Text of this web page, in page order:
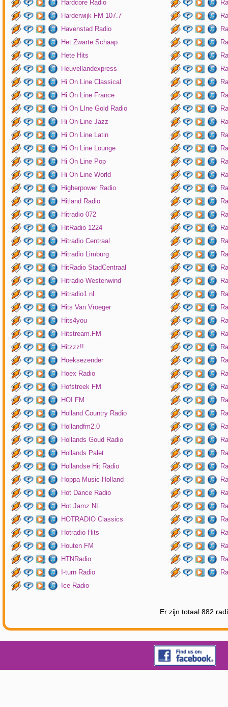
Hardcore Radio
Harderwijk FM 107.7
Havenstad Radio
Het Zwarte Schaap
Hete Hits
Heuvellandexpress
Hi On Line Classical
Hi On Line France
Hi On LIne Gold Radio
Hi On Line Jazz
Hi On Line Latin
Hi On Line Lounge
Hi On Line Pop
Hi On Line World
Higherpower Radio
Hitland Radio
Hitradio 072
HitRadio 1224
Hitradio Centraal
Hitradio Limburg
HitRadio StadCentraal
Hitradio Westenwind
Hitradio1.nl
Hits Van Vroeger
Hits4you
Hitstream.FM
Hitzzz!!
Hoeksezender
Hoex Radio
Hofstreek FM
HOI FM
Holland Country Radio
Hollandfm2.0
Hollands Goud Radio
Hollands Palet
Hollandse Hit Radio
Hoppa Music Holland
Hot Dance Radio
Hot Jamz NL
HOTRADIO Classics
Hotradio Hits
Houten FM
HTNRadio
I-turn Radio
Ice Radio
Er zijn totaal 882